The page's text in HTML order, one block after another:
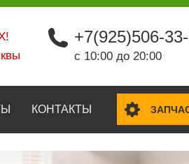
+7(925)506-
с 10:00 до 20:00
КОНТАКТЫ